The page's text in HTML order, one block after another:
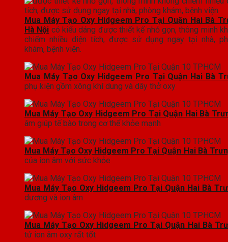
Mua Máy Tạo Oxy Hidgeem Pro Tại Quận Hai Bà
Hà Nội có kiểu dáng được thiết kế nhỏ gọn, thông minh
chiếm nhiều diện tích, được sử dụng ngay tại nhà,
khám, bệnh viện.
Mua Máy Tạo Oxy Hidgeem Pro Tại Quận Hai Bà
phụ kiện gồm xông khí dung và dây thở oxy
Mua Máy Tạo Oxy Hidgeem Pro Tại Quận Hai Bà
âm giúp tế bào trong cơ thể khỏe mạnh
Mua Máy Tạo Oxy Hidgeem Pro Tại Quận Hai Bà
của ion âm với sức khỏe
Mua Máy Tạo Oxy Hidgeem Pro Tại Quận Hai Bà
dương và ion âm
Mua Máy Tạo Oxy Hidgeem Pro Tại Quận Hai Bà
tử ion âm oxy rất tốt